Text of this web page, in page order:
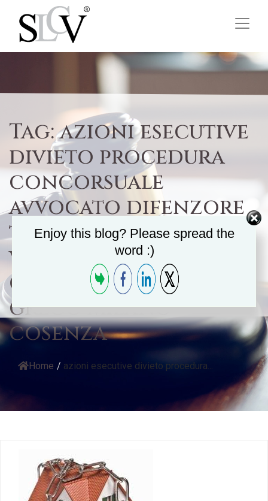
Tag:azioni esecutive
divieto procedura
concorsuale
avvocato difenzore
tribunale cassazione
villecco cosenza
commercialista
greco milano
cosenza
Home / azioni esecutive divieto procedura...
Enjoy this blog? Please spread the
word :)